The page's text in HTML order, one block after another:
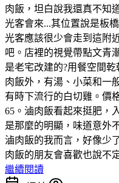
肉飯，坦白說我還真不知
光客會來...其位置說是板
光客應該很少會走到這附
吧。店裡的視覺帶點文青
是老宅改建的?用餐空間
肉飯外，有湯、小菜和一
有時下流行的白切雞。價
65。滷肉飯看起來挺肥，
是那麼的明顯，味道意外
滷肉飯的我而言，好像少
肉飯的朋友會喜歡也說不
繼續閱讀